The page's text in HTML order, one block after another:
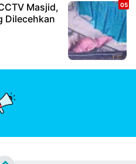
Masjid,
Dilecehkan